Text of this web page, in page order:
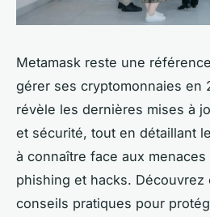
Metamask reste une
gérer ses cryptomonnaies en
révèle les dernières mises à
et sécurité, tout en détaillant
à connaître face aux
phishing et hacks. Découvrez
conseils pratiques pour